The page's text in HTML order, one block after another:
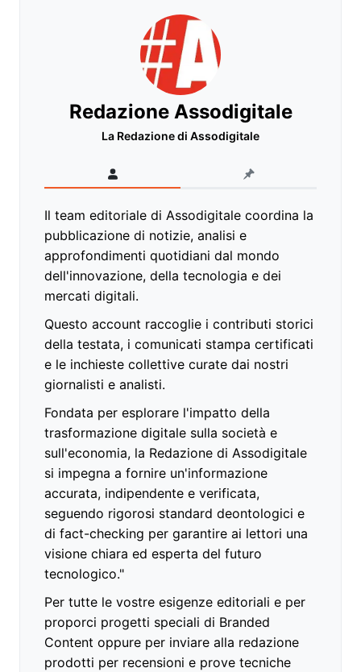
Redazione Assodigitale
La Redazione di Assodigitale
Il team editoriale di Assodigitale coordina la
pubblicazione di notizie, analisi e
approfondimenti quotidiani dal mondo
dell'innovazione, della tecnologia e dei
mercati digitali.
Questo account raccoglie i contributi storici
della testata, i comunicati stampa certificati
e le inchieste collettive curate dai nostri
giornalisti e analisti.
Fondata per esplorare l'impatto della
trasformazione digitale sulla società e
sull'economia, la Redazione di Assodigitale
si impegna a fornire un'informazione
accurata, indipendente e verificata,
seguendo rigorosi standard deontologici e
di fact-checking per garantire ai lettori una
visione chiara ed esperta del futuro
tecnologico."
Per tutte le vostre esigenze editoriali e per
proporci progetti speciali di Branded
Content oppure per inviare alla redazione
prodotti per recensioni e prove tecniche